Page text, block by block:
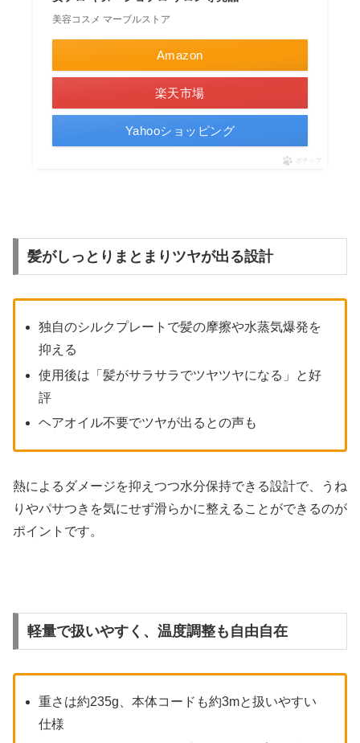
美容コスメ マーブルストア
Amazon
楽天市場
Yahooショッピング
ポチップ
髪がしっとりまとまりツヤが出る設計
独自のシルクプレートで髪の摩擦や水蒸気爆発を
抑える
使用後は「髪がサラサラでツヤツヤになる」と好
評
ヘアオイル不要でツヤが出るとの声も
熱によるダメージを抑えつつ水分保持できる設計で、うね
りやパサつきを気にせず滑らかに整えることができるのが
ポイントです。
軽量で扱いやすく、温度調整も自由自在
重さは約235g、本体コードも約3mと扱いやすい
仕様